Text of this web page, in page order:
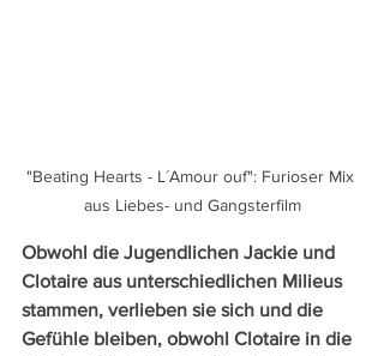
"Beating Hearts - L´Amour ouf": Furioser Mix
aus Liebes- und Gangsterfilm
Obwohl die Jugendlichen Jackie und
Clotaire aus unterschiedlichen Milieus
stammen, verlieben sie sich und die
Gefühle bleiben, obwohl Clotaire in die